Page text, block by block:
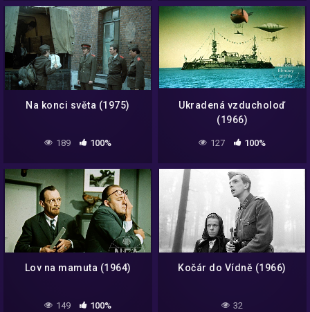
Na konci světa (1975)
189 100%
Ukradená vzducholoď
(1966)
127 100%
Lov na mamuta (1964)
149 100%
Kočár do Vídně (1966)
32